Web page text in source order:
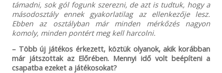
támadni, sok gól fogunk szerezni, de azt is tudtuk, hogy a
másodosztály ennek gyakorlatilag az ellenkezője lesz.
Ebben az osztályban már minden mérkőzés nagyon
komoly, minden pontért meg kell harcolni.
– Több új játékos érkezett, köztük olyanok, akik korábban
már játszottak az Előrében. Mennyi idő volt beépíteni a
csapatba ezeket a játékosokat?